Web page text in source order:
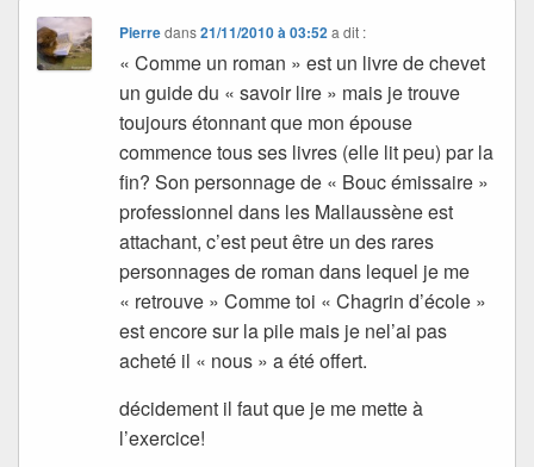
Pierredans21/11/2010 à 03:52 a dit :
« Comme un roman » est un livre de chevet
un guide du « savoir lire » mais je trouve
toujours étonnant que mon épouse
commence tous ses livres (elle lit peu) par la
fin? Son personnage de « Bouc émissaire »
professionnel dans les Mallaussène est
attachant, c’est peut être un des rares
personnages de roman dans lequel je me
« retrouve » Comme toi « Chagrin d’école »
est encore sur la pile mais je nel’ai pas
acheté il « nous » a été offert.
décidement il faut que je me mette à
l’exercice!